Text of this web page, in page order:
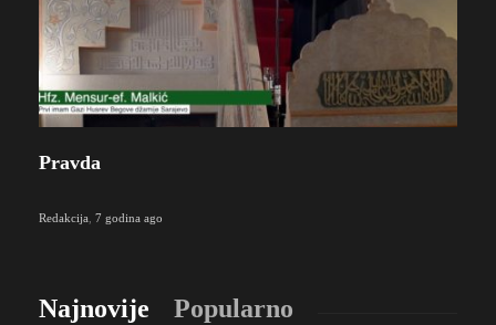
Pravda
Redakcija 7 godina ago
Najnovije Popularno